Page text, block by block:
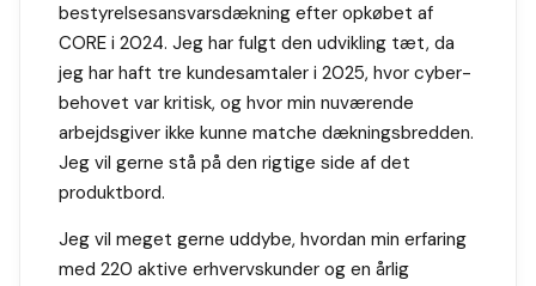
bestyrelsesansvarsdækning efter opkøbet af
CORE i 2024. Jeg har fulgt den udvikling tæt, da
jeg har haft tre kundesamtaler i 2025, hvor cyber-
behovet var kritisk, og hvor min nuværende
arbejdsgiver ikke kunne matche dækningsbredden.
Jeg vil gerne stå på den rigtige side af det
produktbord.
Jeg vil meget gerne uddybe, hvordan min erfaring
med 220 aktive erhvervskunder og en årlig